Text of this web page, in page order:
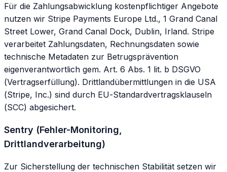
Für die Zahlungsabwicklung kostenpflichtiger Angebote
nutzen wir Stripe Payments Europe Ltd., 1 Grand Canal
Street Lower, Grand Canal Dock, Dublin, Irland. Stripe
verarbeitet Zahlungsdaten, Rechnungsdaten sowie
technische Metadaten zur Betrugsprävention
eigenverantwortlich gem. Art. 6 Abs. 1 lit. b DSGVO
(Vertragserfüllung). Drittlandübermittlungen in die USA
(Stripe, Inc.) sind durch EU-Standardvertragsklauseln
(SCC) abgesichert.
Sentry (Fehler-Monitoring,
Drittlandverarbeitung)
Zur Sicherstellung der technischen Stabilität setzen wir